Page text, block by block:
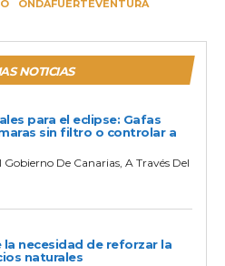
ONDAFUERTEVENTURA
NOTICIAS
para el eclipse: Gafas
sin filtro o controlar a
Gobierno De Canarias, A Través Del
necesidad de reforzar la
naturales